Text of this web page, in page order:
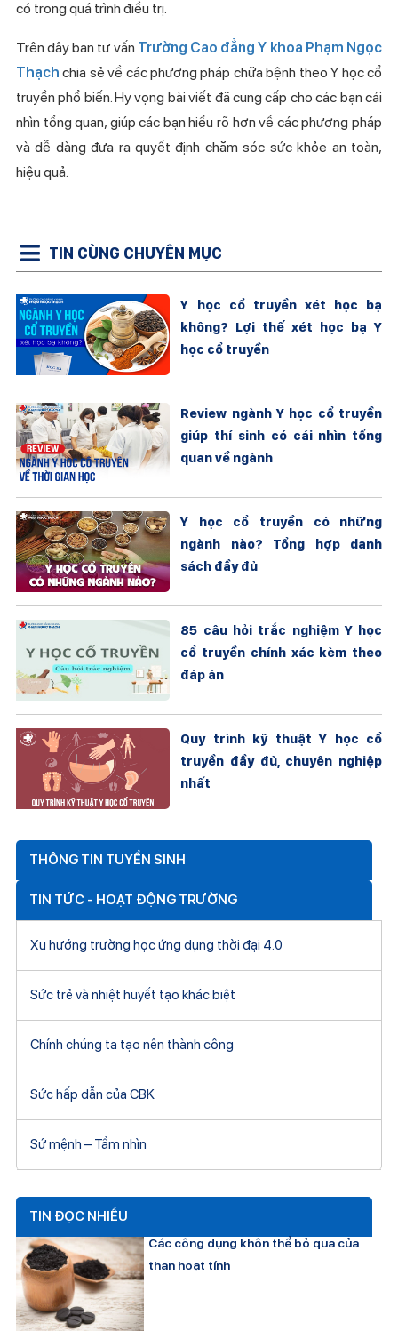
có trong quá trình điều trị.
Trên đây ban tư vấn Trường Cao đẳng Y khoa Phạm Ngọc
Thạch chia sẻ về các phương pháp chữa bệnh theo Y học cổ
truyền phổ biến. Hy vọng bài viết đã cung cấp cho các bạn cái
nhìn tổng quan, giúp các bạn hiểu rõ hơn về các phương pháp
và dễ dàng đưa ra quyết định chăm sóc sức khỏe an toàn,
hiệu quả.
TIN CÙNG CHUYÊN MỤC
Y học cổ truyền xét học bạ
không? Lợi thế xét học bạ Y
học cổ truyền
Review ngành Y học cổ truyền
giúp thí sinh có cái nhìn tổng
quan về ngành
Y học cổ truyền có những
ngành nào? Tổng hợp danh
sách đầy đủ
85 câu hỏi trắc nghiệm Y học
cổ truyền chính xác kèm theo
đáp án
Quy trình kỹ thuật Y học cổ
truyền đầy đủ, chuyên nghiệp
nhất
THÔNG TIN TUYỂN SINH
TIN TỨC - HOẠT ĐỘNG TRƯỜNG
Xu hướng trường học ứng dụng thời đại 4.0
Sức trẻ và nhiệt huyết tạo khác biệt
Chính chúng ta tạo nên thành công
Sức hấp dẫn của CBK
Sứ mệnh – Tầm nhìn
TIN ĐỌC NHIỀU
Các công dụng khôn thể bỏ qua của
than hoạt tính